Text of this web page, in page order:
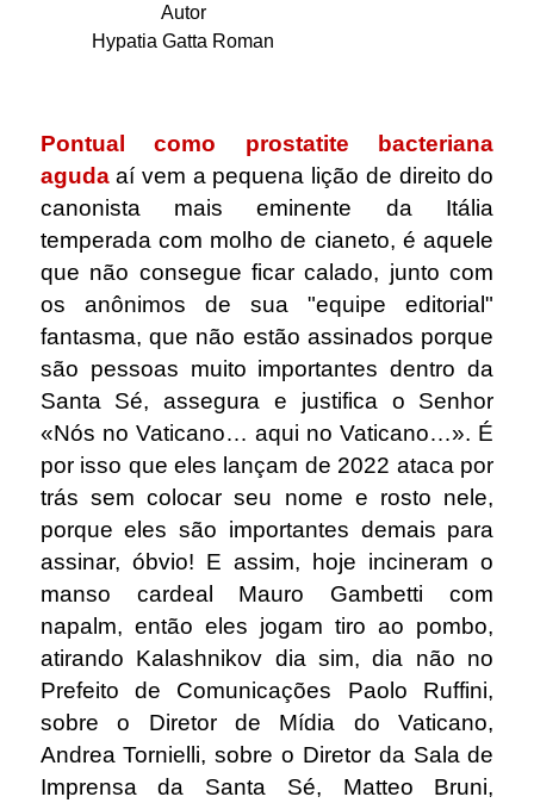
Autor
Hypatia Gatta Roman
Pontual como prostatite bacteriana
agudaaí vem a pequena lição de direito do
canonista mais eminente da Itália
temperada com molho de cianeto, é aquele
que não consegue ficar calado, junto com
os anônimos de sua "equipe editorial"
fantasma, que não estão assinados porque
são pessoas muito importantes dentro da
Santa Sé, assegura e justifica o Senhor
«Nós no Vaticano… aqui no Vaticano…». É
por isso que eles lançam de 2022 ataca por
trás sem colocar seu nome e rosto nele,
porque eles são importantes demais para
assinar, óbvio! E assim, hoje incineram o
manso cardeal Mauro Gambetti com
napalm, então eles jogam tiro ao pombo,
atirando Kalashnikov dia sim, dia não no
Prefeito de Comunicações Paolo Ruffini,
sobre o Diretor de Mídia do Vaticano,
Andrea Tornielli, sobre o Diretor da Sala de
Imprensa da Santa Sé, Matteo Bruni,